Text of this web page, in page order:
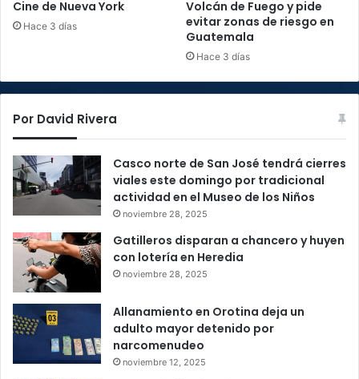
Cine de Nueva York
Hace 3 días
Volcán de Fuego y pide
evitar zonas de riesgo en
Guatemala
Hace 3 días
Por David Rivera
Casco norte de San José tendrá cierres
viales este domingo por tradicional
actividad en el Museo de los Niños
noviembre 28, 2025
Gatilleros disparan a chancero y huyen
con lotería en Heredia
noviembre 28, 2025
Allanamiento en Orotina deja un
adulto mayor detenido por
narcomenudeo
noviembre 12, 2025